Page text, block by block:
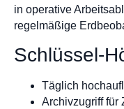
in operative
regelmäßige
Schlüssel-
Täglich
Archivzugriff für